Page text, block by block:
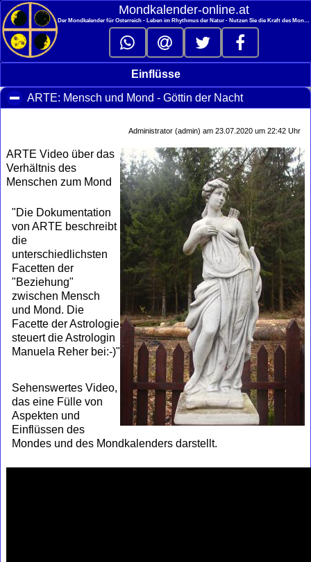
< Mondkalender‑online.at
Der Mondkalender für Österreich - Leben im Rhythmus der Natur - Nutzen Sie die Kraft des Mondes
Einflüsse
ARTE: Mensch und Mond - Göttin der Nachtclick to
Administrator (admin) am 23.07.2020 um 22:42 Uhr
ARTE Video über das
Verhältnis des
Menschen zum Mond
"Die Dokumentation
von ARTE beschreibt
die
unterschiedlichsten
Facetten der
"Beziehung"
zwischen Mensch
und Mond. Die
Facette der Astrologie
steuert die Astrologin
Manuela Reher bei:-)"
Sehenswertes Video,
das eine Fülle von
Aspekten und
Einflüssen des
Mondes und des Mondkalenders darstellt.